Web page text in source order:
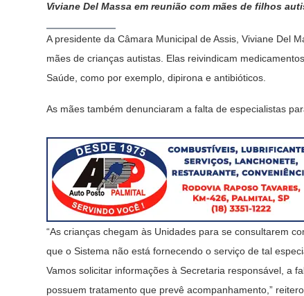
Viviane Del Massa em reunião com mães de filhos
A presidente da Câmara Municipal de Assis, Viviane Del
mães de crianças autistas. Elas reivindicam
Saúde, como por exemplo, dipirona e antibióticos.
As mães também denunciaram a falta de especialistas
“As crianças chegam às Unidades para se consultarem
que o Sistema não está fornecendo o serviço de tal
Vamos solicitar informações à Secretaria responsável, a
possuem tratamento que prevê acompanhamento,”